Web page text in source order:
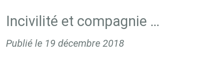
Incivilité et compagnie …
Publié le 19 décembre 2018